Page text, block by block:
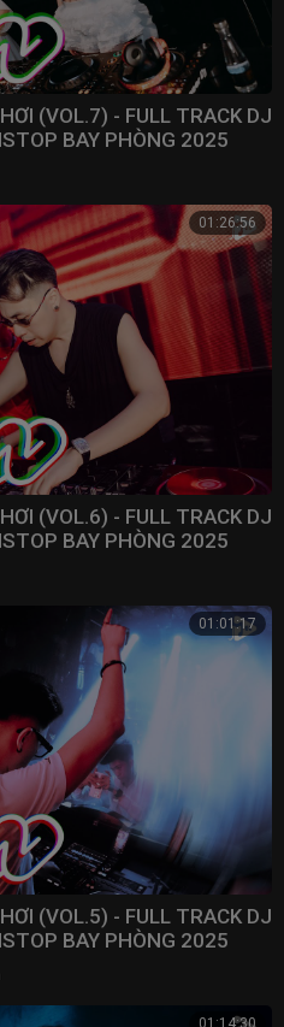
(VOL.7) - FULL TRACK DJ
BAY PHÒNG 2025
01:26:56
(VOL.6) - FULL TRACK DJ
BAY PHÒNG 2025
01:01:17
(VOL.5) - FULL TRACK DJ
BAY PHÒNG 2025